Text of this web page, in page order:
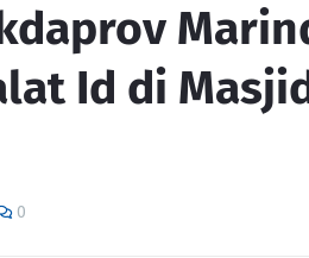
Id di
0